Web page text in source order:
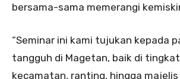
bersama-sama memerangi
“Seminar ini kami tujukan kepada
tangguh di Magetan, baik di
kecamatan, ranting, hingga